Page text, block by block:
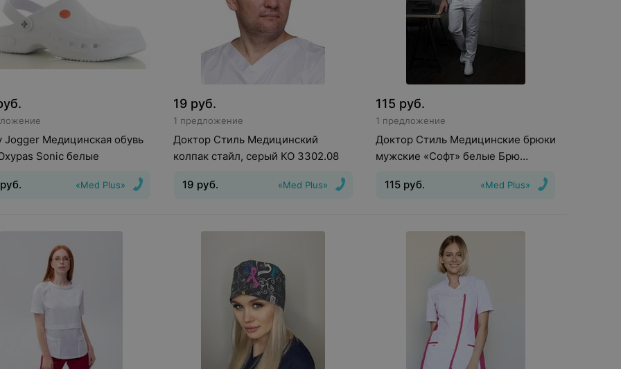
Jogger Медицинская обувь
Sonic белые
«Med Plus»
руб.
19 руб.
1 предложение
Доктор Стиль Медицинский
колпак стайл, серый КО 3302.08
«Med Plus»
19 руб.
115 руб.
1 предложение
Доктор Стиль Медицинские брюки
мужские «Софт» белые Брю
«Med Plus»
115 руб.